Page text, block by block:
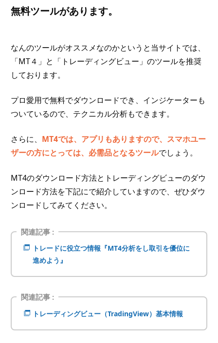
無料ツールがあります。
なんのツールがオススメなのかというと当サイトでは、
「MT４」と「トレーディングビュー」のツールを推奨
しております。
プロ愛用で無料でダウンロードでき、インジケーターも
ついているので、テクニカル分析もできます。
さらに、 MT4では、アプリもありますので、スマホユー
ザーの方にとっては、必需品となるツールでしょう。
MT4のダウンロード方法とトレーディングビューのダウ
ンロード方法を下記にで紹介していますので、ぜひダウ
ンロードしてみてください。
関連記事 :
トレードに役立つ情報『MT4分析をし取引を優位に
進めよう』
関連記事 :
トレーディングビュー（TradingView）基本情報